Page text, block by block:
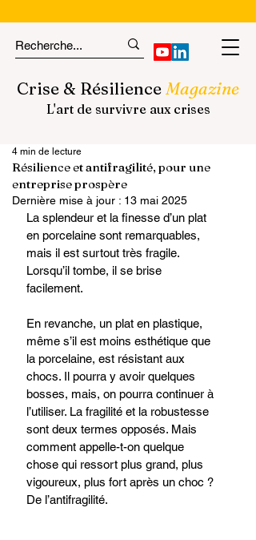
Crise & Résilience Magazine
L'art de survivre aux crises
Résilience et antifragilité, pour une
entreprise prospère
4 min de lecture
Dernière mise à jour : 13 mai 2025
La splendeur et la finesse d’un plat
en porcelaine sont remarquables,
mais il est surtout très fragile.
Lorsqu’il tombe, il se brise
facilement.
En revanche, un plat en plastique,
même s’il est moins esthétique que
la porcelaine, est résistant aux
chocs. Il pourra y avoir quelques
bosses, mais, on pourra continuer à
l’utiliser. La fragilité et la robustesse
sont deux termes opposés. Mais
comment appelle-t-on quelque
chose qui ressort plus grand, plus
vigoureux, plus fort après un choc ?
De l’antifragilité.